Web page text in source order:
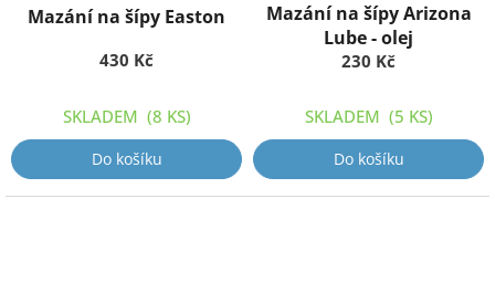
Mazání na šípy Easton
430 Kč
SKLADEM (8 KS)
Do košíku
Mazání na šípy Arizona
Lube - olej
230 Kč
SKLADEM (5 KS)
Do košíku